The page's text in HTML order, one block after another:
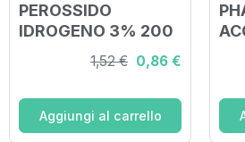
PEROSSIDO
IDROGENO 3% 200
ML ACQUA
OSSIGENATA 10
STABILIZZATA
1,52 € 0,86 €
Aggiungi al carrello